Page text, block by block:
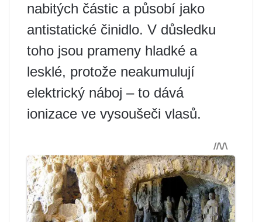
nabitých částic a působí jako
antistatické činidlo. V důsledku
toho jsou prameny hladké a
lesklé, protože neakumulují
elektrický náboj – to dává
ionizace ve vysoušeči vlasů.